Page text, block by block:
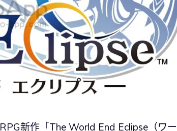
新作「The World End Eclipse（ワ